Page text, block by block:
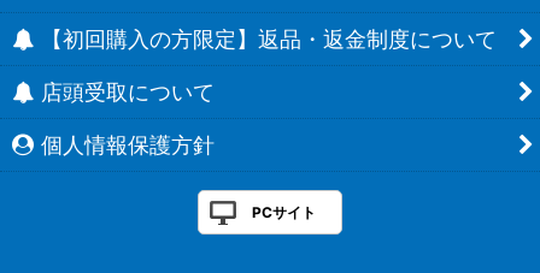
【初回購入の方限定】返品・返金制度について
店頭受取について
個人情報保護方針
PCサイト